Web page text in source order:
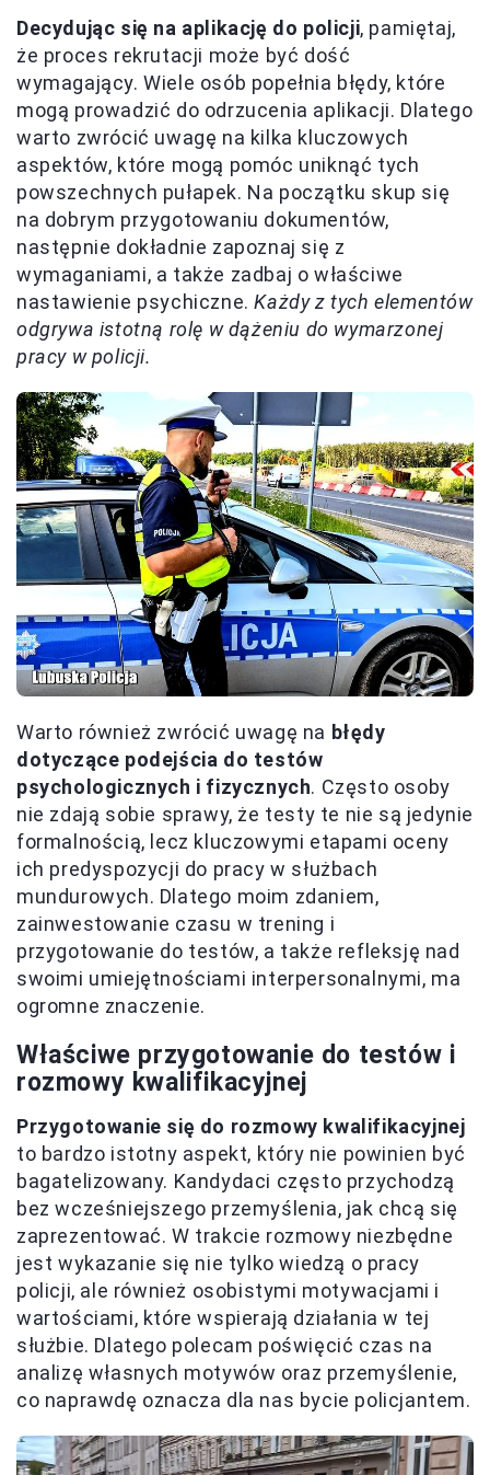
Decydując się na aplikację do policji, pamiętaj,
że proces rekrutacji może być dość
wymagający. Wiele osób popełnia błędy, które
mogą prowadzić do odrzucenia aplikacji. Dlatego
warto zwrócić uwagę na kilka kluczowych
aspektów, które mogą pomóc uniknąć tych
powszechnych pułapek. Na początku skup się
na dobrym przygotowaniu dokumentów,
następnie dokładnie zapoznaj się z
wymaganiami, a także zadbaj o właściwe
nastawienie psychiczne.Każdy z tych elementów
odgrywa istotną rolę w dążeniu do wymarzonej
pracy w policji.
Warto również zwrócić uwagę na błędy
dotyczące podejścia do testów
psychologicznych i fizycznych. Często osoby
nie zdają sobie sprawy, że testy te nie są jedynie
formalnością, lecz kluczowymi etapami oceny
ich predyspozycji do pracy w służbach
mundurowych. Dlatego moim zdaniem,
zainwestowanie czasu w trening i
przygotowanie do testów, a także refleksję nad
swoimi umiejętnościami interpersonalnymi, ma
ogromne znaczenie.
Właściwe przygotowanie do testów i
rozmowy kwalifikacyjnej
Przygotowanie się do rozmowy kwalifikacyjnej
to bardzo istotny aspekt, który nie powinien być
bagatelizowany. Kandydaci często przychodzą
bez wcześniejszego przemyślenia, jak chcą się
zaprezentować. W trakcie rozmowy niezbędne
jest wykazanie się nie tylko wiedzą o pracy
policji, ale również osobistymi motywacjami i
wartościami, które wspierają działania w tej
służbie. Dlatego polecam poświęcić czas na
analizę własnych motywów oraz przemyślenie,
co naprawdę oznacza dla nas bycie policjantem.